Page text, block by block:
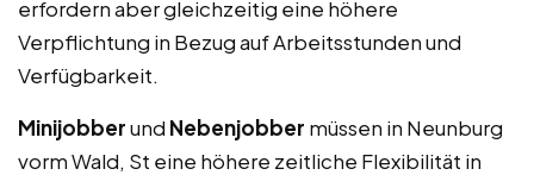
erfordern aber gleichzeitig eine höhere
Verpflichtung in Bezug auf Arbeitsstunden und
Verfügbarkeit.
Minijobberund Nebenjobber müssen in Neunburg
vorm Wald, St eine höhere zeitliche Flexibilität in